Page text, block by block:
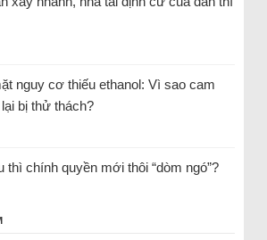
nguy cơ thiếu ethanol: Vì sao cam
bị thử thách?
thì chính quyền mới thôi “dòm ngó”?